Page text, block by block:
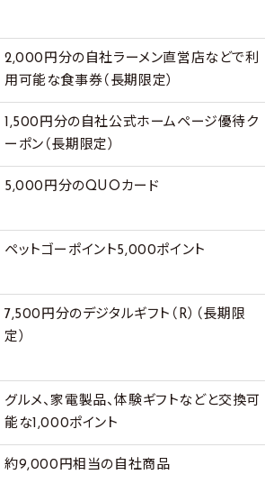
2,000円分の自社ラーメン直営店などで利
用可能な食事券（長期限定）
1,500円分の自社公式ホームページ優待ク
ーポン（長期限定）
5,000円分のQUOカード
ペットゴーポイント5,000ポイント
7,500円分のデジタルギフト（R）（長期限
定）
グルメ、家電製品、体験ギフトなどと交換可
能な1,000ポイント
約9,000円相当の自社商品